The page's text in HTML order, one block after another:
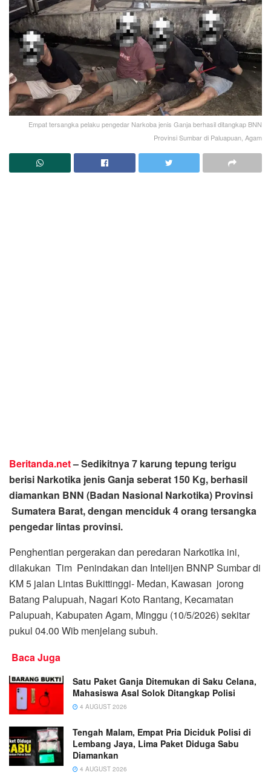
Empat tersangka pelaku pengedar Narkoba jenis Ganja berhasil ditangkap BNN
Provinsi Sumbar di Paluapuan, Agam
Beritanda.net– Sedikitnya 7 karung tepung terigu
berisi Narkotika jenis Ganja seberat 150 Kg, berhasil
diamankan BNN (Badan Nasional Narkotika) Provinsi
Sumatera Barat, dengan menciduk 4 orang tersangka
pengedar lintas provinsi.
Penghentian pergerakan dan peredaran Narkotika ini,
dilakukan Tim Penindakan dan Intelijen BNNP Sumbar di
KM 5 jalan Lintas Bukittinggi- Medan, Kawasan jorong
Batang Palupuah, Nagari Koto Rantang, Kecamatan
Palupuah, Kabupaten Agam, Minggu (10/5/2026) sekitar
pukul 04.00 Wib menjelang subuh.
Baca Juga
Satu Paket Ganja Ditemukan di Saku Celana,
Mahasiswa Asal Solok Ditangkap Polisi
4 AUGUST 2026
Tengah Malam, Empat Pria Diciduk Polisi di
Lembang Jaya, Lima Paket Diduga Sabu
Diamankan
4 AUGUST 2026